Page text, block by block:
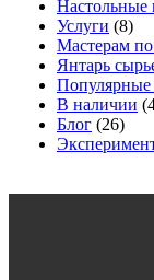
Услуги (8)
Мастерам
Янтарь
Популярные
В наличии
Блог (26)